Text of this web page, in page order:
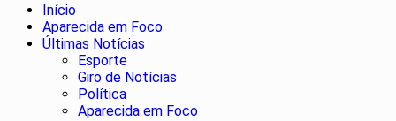
Início
Aparecida em Foco
Últimas Notícias
Esporte
Giro de Notícias
Política
Aparecida em Foco